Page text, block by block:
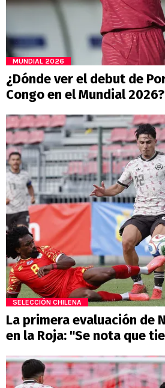
MUNDIAL 2026
¿Dónde ver el debut de
Congo en el Mundial 2026?
SELECCIÓN CHILENA
La primera evaluación de
en la Roja: "Se nota que